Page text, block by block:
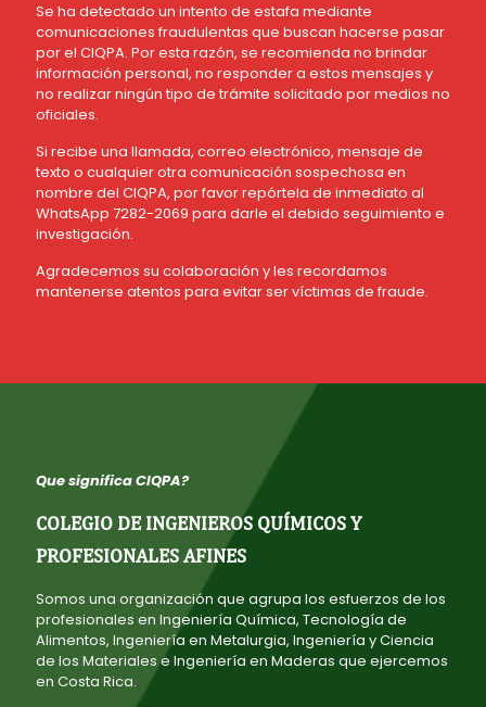
Se ha detectado un intento de estafa mediante
comunicaciones fraudulentas que buscan hacerse pasar
por el CIQPA. Por esta razón, se recomienda no brindar
información personal, no responder a estos mensajes y
no realizar ningún tipo de trámite solicitado por medios no
oficiales.
Si recibe una llamada, correo electrónico, mensaje de
texto o cualquier otra comunicación sospechosa en
nombre del CIQPA, por favor repórtela de inmediato al
WhatsApp 7282-2069 para darle el debido seguimiento e
investigación.
Agradecemos su colaboración y les recordamos
mantenerse atentos para evitar ser víctimas de fraude.
Que significa CIQPA?
COLEGIO DE INGENIEROS QUÍMICOS Y
PROFESIONALES AFINES
Somos una organización que agrupa los esfuerzos de los
profesionales en Ingeniería Química, Tecnología de
Alimentos, Ingeniería en Metalurgia, Ingeniería y Ciencia
de los Materiales e Ingeniería en Maderas que ejercemos
en Costa Rica.